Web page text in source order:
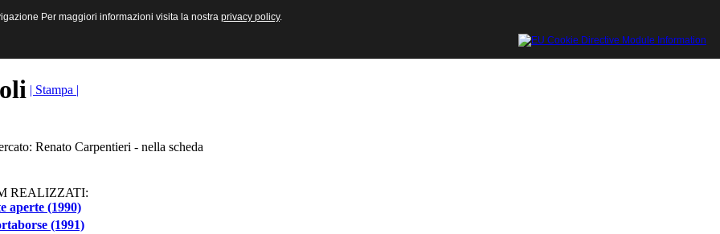
e Multimediali
| Stampa |
Renato Carpentieri - nella scheda
REALIZZATI:
aperte (1990)
(1991)
Per maggiori informazioni visita la nostra privacy policy.
Per maggiori informazioni visita la nostra privacy policy.